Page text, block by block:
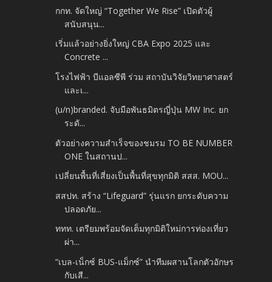
กกท. จัดใหญ่ “Together We Rise” เปิดตัวผู้
สนับสนุน...
เริ่มแล้วอย่างยิ่งใหญ่ CBA Expo 2025 และ
Concrete ...
โรงไฟฟ้า บีแอลซีพี ร่วม สถาบันวิจัยวิทยาศาสตร์
และเ...
(u/n)branded. จับมือพันธมิตรญี่ปุ่น MW Inc. ยก
ระดั...
ตัวอย่างความสำเร็จของชมรม TO BE NUMBER
ONE ในสถานป...
เปลี่ยนพื้นที่เสี่ยงเป็นพื้นที่สุขทุกมิติ สสส. MOU...
สสปท. สร้าง “Lifeguard” รุ่นแรก ยกระดับความ
ปลอดภัย...
ททท. เตรียมพร้อมจัดเต็มทุกมิติใหม่การท่องเที่ยว
ผ่า...
“เบล-เน็กซ์ BUS-แม็กซ์” นำทีมผสานโลกตัวอักษร
กับเสี...